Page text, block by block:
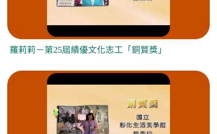
羅莉莉－第25屆績優文化志工「銅質獎」